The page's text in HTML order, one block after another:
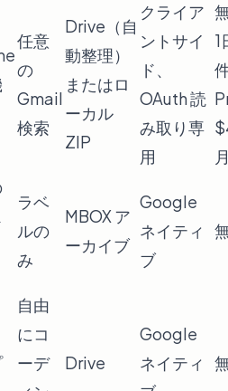
任意
の
Gmail
検索
Drive（自
動整理）
またはロ
ーカル
ZIP
クライア
ントサイ
ド、
OAuth 読
み取り専
用
1
ラベ
ルの
み
MBOX ア
ーカイブ
Google
ネイティ
ブ
自由
にコ
ーデ
Drive
Google
ネイティ